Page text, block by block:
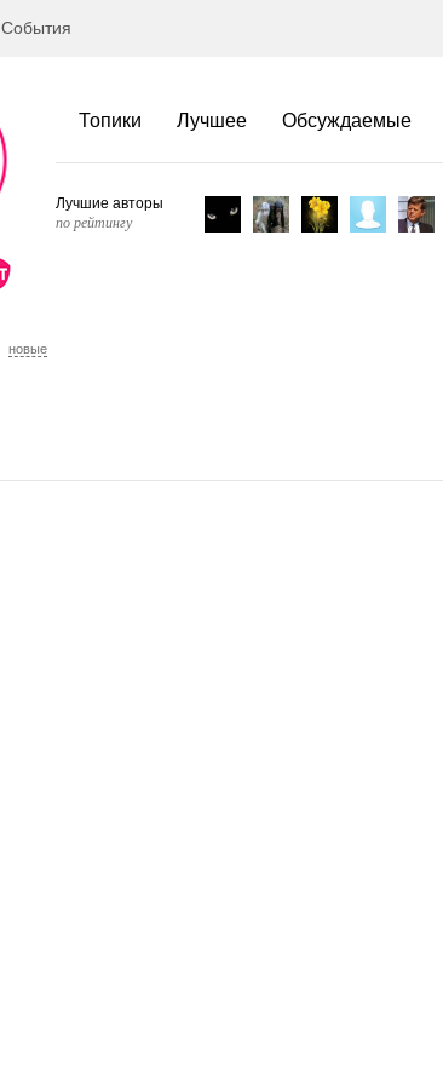
События
Топики Лучшее Обсуждаемые
Лучшие авторы
по рейтингу
новые